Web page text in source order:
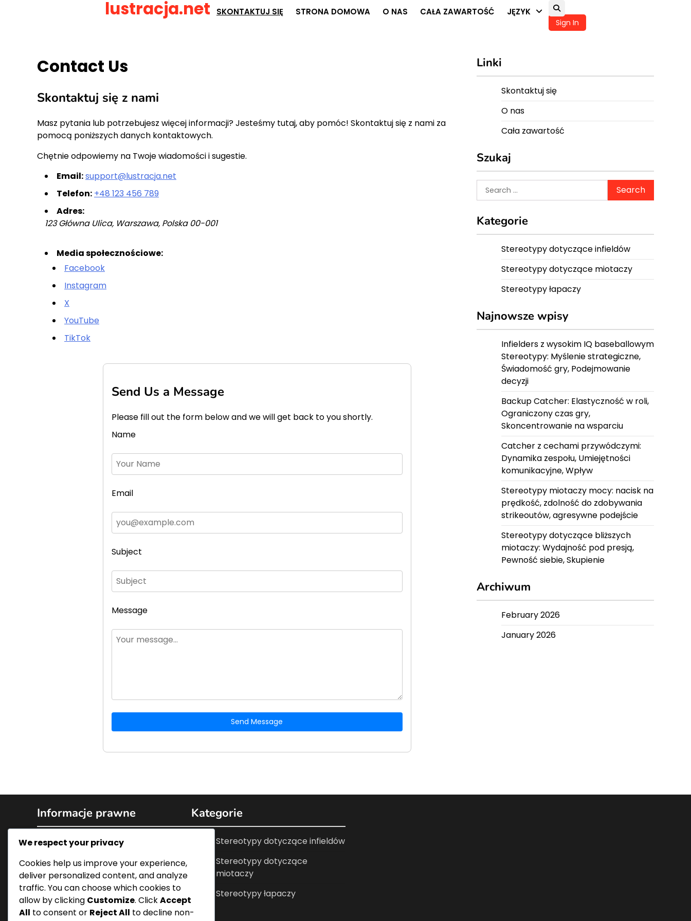
lustracja.net SKONTAKTUJ SIĘ STRONA DOMOWA O NAS CAŁA ZAWARTOŚĆ JĘZYK
Sign In
Contact Us
Skontaktuj się z nami
Masz pytania lub potrzebujesz więcej informacji? Jesteśmy tutaj, aby pomóc! Skontaktuj się z nami za
pomocą poniższych danych kontaktowych.
Chętnie odpowiemy na Twoje wiadomości i sugestie.
Email:support@lustracja.net
Telefon: +48 123 456 789
Adres:
123 Główna Ulica, Warszawa, Polska 00-001
Media społecznościowe:
Facebook
Instagram
X
YouTube
TikTok
Send Us a Message
Please fill out the form below and we will get back to you shortly.
Name
Email
Subject
Message
Send Message
Linki
Skontaktuj się
O nas
Cała zawartość
Szukaj
Search
for:
Kategorie
Stereotypy dotyczące infieldów
Stereotypy dotyczące miotaczy
Stereotypy łapaczy
Najnowsze wpisy
Infielders z wysokim IQ baseballowym
Stereotypy: Myślenie strategiczne,
Świadomość gry, Podejmowanie
decyzji
Backup Catcher: Elastyczność w roli,
Ograniczony czas gry,
Skoncentrowanie na wsparciu
Catcher z cechami przywódczymi:
Dynamika zespołu, Umiejętności
komunikacyjne, Wpływ
Stereotypy miotaczy mocy: nacisk na
prędkość, zdolność do zdobywania
strikeoutów, agresywne podejście
Stereotypy dotyczące bliższych
miotaczy: Wydajność pod presją,
Pewność siebie, Skupienie
Archiwum
February 2026
January 2026
Informacje prawne
O nas
Pliki cookie i śledzenie
Skontaktuj się
Warunki korzystania z usługi
Kategorie
Stereotypy dotyczące infieldów
Stereotypy dotyczące
miotaczy
Stereotypy łapaczy
We respect your privacy
Cookies help us improve your experience,
deliver personalized content, and analyze
traffic. You can choose which cookies to
allow by clicking Customize. ClickAccept
All to consent or Reject All to decline non-